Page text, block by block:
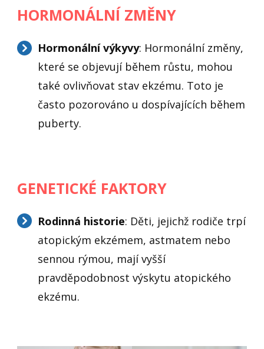
HORMONÁLNÍ ZMĚNY
Hormonální výkyvy: Hormonální změny,
které se objevují během růstu, mohou
také ovlivňovat stav ekzému. Toto je
často pozorováno u dospívajících během
puberty.
GENETICKÉ FAKTORY
Rodinná historie: Děti, jejichž rodiče trpí
atopickým ekzémem, astmatem nebo
sennou rýmou, mají vyšší
pravděpodobnost výskytu atopického
ekzému.